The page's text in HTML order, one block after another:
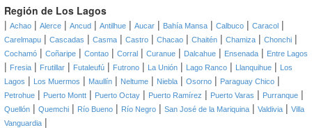
Región de Los Lagos
| Achao | Alerce | Ancud | Antilhue | Aucar | Bahía Mansa | Calbuco | Caracol |
Carelmapu | Cascadas | Casma | Castro | Chacao | Chaitén | Chamiza | Chonchi |
Cochamó | Coñaripe | Contao | Corral | Curanue | Dalcahue | Ensenada | Entre Lagos
| Fresia | Frutillar | Futaleufú | Futrono | La Unión | Lago Ranco | Llanquihue |
Los
Lagos | Los Muermos | Maullín | Neltume | Niebla | Osorno | Paraguay Chico |
Petrohue | Puerto Montt | Puerto Octay | Puerto Ramírez | Puerto Varas | Purranque |
Quellón | Quemchi | Río Bueno | Río Negro | San José de la Mariquina | Valdivia | Villa
Vanguardia |